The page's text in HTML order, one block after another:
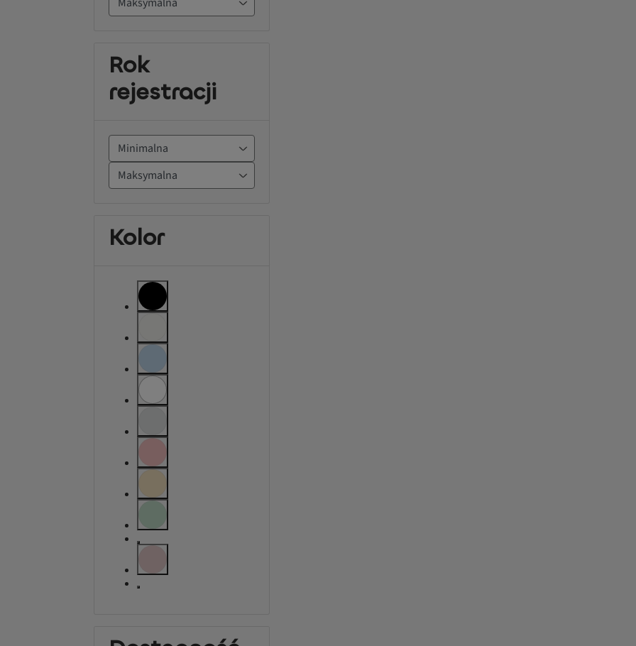
Rok
rejestracji
Kolor
label.refinement
label.refinement.unselectable
label.refinement
label.refinement.unselectable
label.refinement.unselectable
label.refinement.unselectable
label.refinement.unselectable